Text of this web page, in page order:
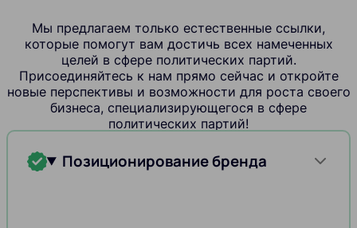
Мы предлагаем только естественные ссылки,
которые помогут вам достичь всех намеченных
целей в сфере политических партий.
Присоединяйтесь к нам прямо сейчас и откройте
новые перспективы и возможности для роста своего
бизнеса, специализирующегося в сфере
политических партий!
Позиционирование бренда